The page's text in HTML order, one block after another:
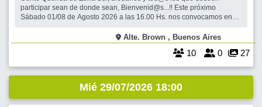
participar sean de donde sean, Bienvenid@s...!! Este próximo
Sábado 01/08 de Agosto 2026 a las 16.00 Hs. nos convocamos en
Macías, Piso 1, Adrogué. No se suspende por lluvia. EL FARO nos
sigue recibiendo y anticip
Alte. Brown , Buenos Aires
10 0 27
Mié 29/07/2026 18:00